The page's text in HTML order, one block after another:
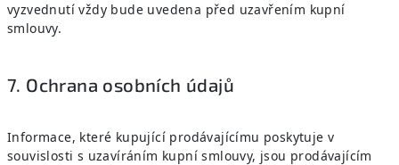
vyzvednutí vždy bude uvedena před uzavřením kupní
smlouvy.
7. Ochrana osobních údajů
Informace, které kupující prodávajícímu poskytuje v
souvislosti s uzavíráním kupní smlouvy, jsou prodávajícím